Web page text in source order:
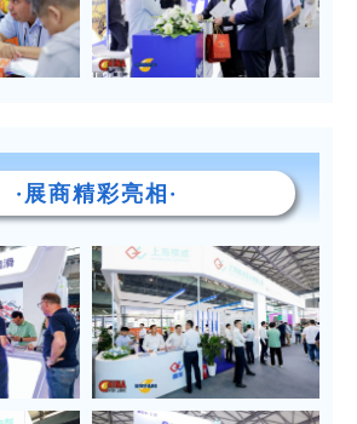
·展商精彩亮相·